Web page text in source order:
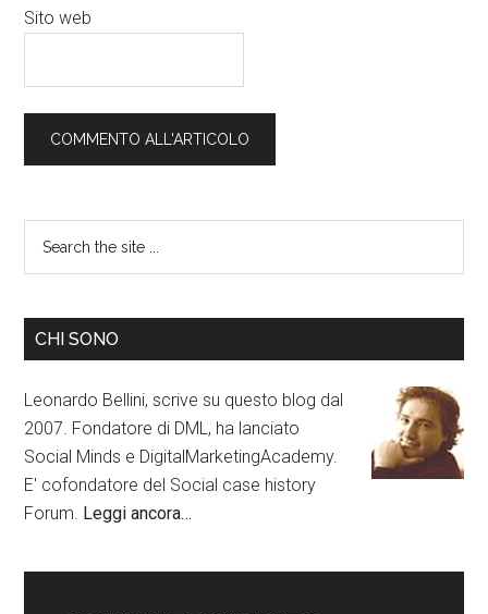
Sito web
CHI SONO
Leonardo Bellini, scrive su questo blog dal
2007. Fondatore di DML, ha lanciato
Social Minds e DigitalMarketingAcademy.
E' cofondatore del Social case history
Forum. Leggi ancora…